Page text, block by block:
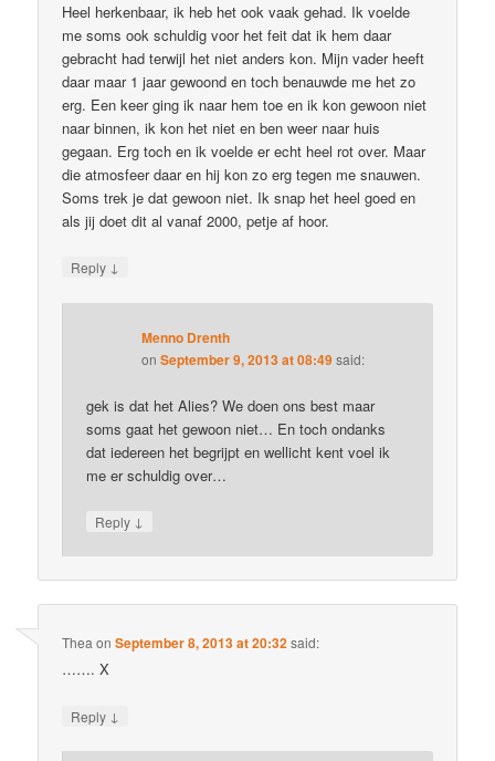
Heel herkenbaar, ik heb het ook vaak gehad. Ik voelde
me soms ook schuldig voor het feit dat ik hem daar
gebracht had terwijl het niet anders kon. Mijn vader heeft
daar maar 1 jaar gewoond en toch benauwde me het zo
erg. Een keer ging ik naar hem toe en ik kon gewoon niet
naar binnen, ik kon het niet en ben weer naar huis
gegaan. Erg toch en ik voelde er echt heel rot over. Maar
die atmosfeer daar en hij kon zo erg tegen me snauwen.
Soms trek je dat gewoon niet. Ik snap het heel goed en
als jij doet dit al vanaf 2000, petje af hoor.
Reply ↓
Menno Drenth
onSeptember 9, 2013 at 08:49said:
gek is dat het Alies? We doen ons best maar
soms gaat het gewoon niet… En toch ondanks
dat iedereen het begrijpt en wellicht kent voel ik
me er schuldig over…
Reply ↓
TheaonSeptember 8, 2013 at 20:32said:
……. X
Reply ↓